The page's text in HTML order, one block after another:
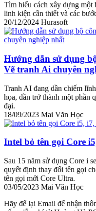
Tìm hiểu cách xây dựng một
linh kiện cần thiết và các
20/12/2024 Hurasoft
Hướng dẫn sử dụng
Vẽ tranh Ai chuyên
Tranh AI đang dần chiếm
họa, dần trở thành một phần
đại.
18/09/2023 Mai Văn Học
Intel bỏ tên gọi Core
Sau 15 năm sử dụng Core i
quyết định thay đổi tên gọi
tên gọi mới Core Ultra.
03/05/2023 Mai Văn Học
Hãy để lại Email để nhận